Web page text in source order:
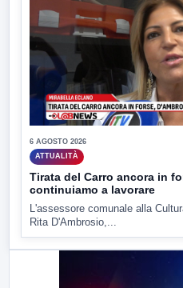
6 AGOSTO 2026
ATTUALITÀ
Tirata del Carro ancora in
continuiamo a lavorare
L'assessore comunale alla
Rita D'Ambrosio,...